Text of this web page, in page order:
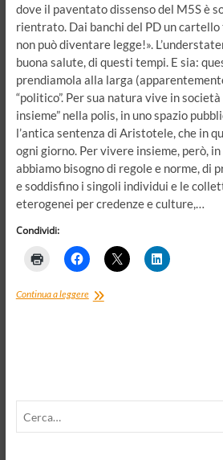
dove il paventato dissenso del M5S è
rientrato. Dai banchi del PD un
non può diventare legge!».
buona salute, di questi tempi. E sia:
prendiamola alla larga
“politico”. Per sua natura vive in
insieme” nella polis, in uno spazio
l’antica sentenza di Aristotele, che in
ogni giorno. Per vivere insieme, però,
abbiamo bisogno di regole e norme, di
e soddisfino i singoli individui e le
eterogenei per credenze e culture,…
Condividi:
Continua a leggereIl